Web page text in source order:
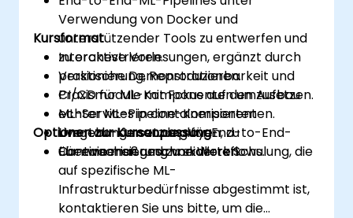
Verwendung von Docker und
unterstützender Tools zu entwerfen und
zu orchestrieren.
Versionierung, Reproduzierbarkeit und
CI/CD für ML-Komponenten umzusetzen.
ML-Services in containerisierten
Umgebungen zu deployen, zu
überwachen und zu skalieren.
Kursformat
Interaktive Vorlesungen, ergänzt durch
praktische Demonstrationen.
Praxismodule mit Fokus auf den Aufbau
echter ML-Pipeline-Komponenten.
Live-Lab-Umsetzung für End-to-End-
Containerisierung von Workflows.
Optionen zur Kursanpassung
Für eine maßgeschneiderte Schulung, die
auf spezifische ML-
Infrastrukturbedürfnisse abgestimmt ist,
kontaktieren Sie uns bitte, um die